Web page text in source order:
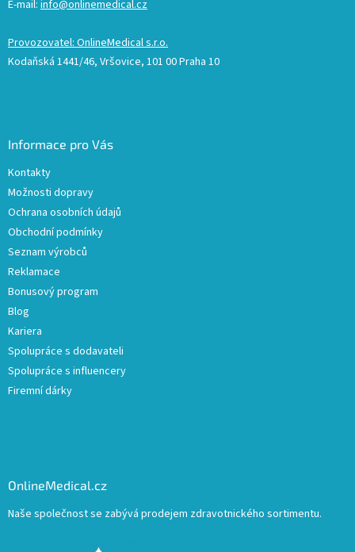
E-mail: info@onlinemedical.cz
Provozovatel: OnlineMedical s.r.o.
Kodaňská 1441/46, Vršovice, 101 00 Praha 10
Informace pro Vás
Kontakty
Možnosti dopravy
Ochrana osobních údajů
Obchodní podmínky
Seznam výrobců
Reklamace
Bonusový program
Blog
Kariera
Spolupráce s dodavateli
Spolupráce s influencery
Firemní dárky
OnlineMedical.cz
Naše společnost se zabývá prodejem zdravotnického sortimentu.